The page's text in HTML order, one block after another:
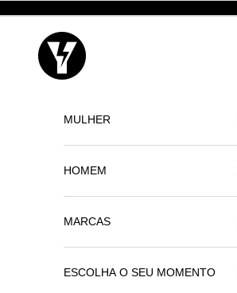
Yellowshop
MULHER
HOMEM
MARCAS
ESCOLHA O SEU MOMENTO